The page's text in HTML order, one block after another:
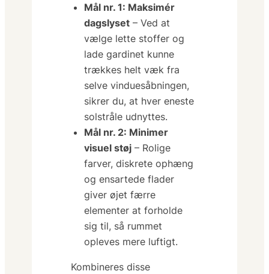
Mål nr. 1: Maksimér
dagslyset – Ved at
vælge lette stoffer og
lade gardinet kunne
trækkes helt væk fra
selve vinduesåbningen,
sikrer du, at hver eneste
solstråle udnyttes.
Mål nr. 2: Minimer
visuel støj – Rolige
farver, diskrete ophæng
og ensartede flader
giver øjet færre
elementer at forholde
sig til, så rummet
opleves mere luftigt.
Kombineres disse